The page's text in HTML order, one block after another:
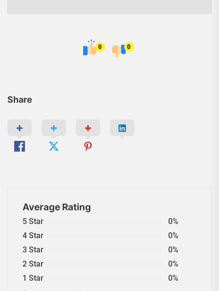
Share
0 0
Average Rating
5 Star
0%
4 Star
0%
3 Star
0%
2 Star
0%
1 Star
0%